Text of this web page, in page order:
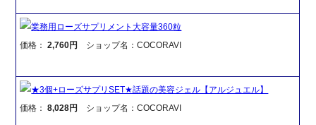
業務用ローズサプリメント大容量360粒
価格：2,760円 ショップ名：COCORAVI
★3個+ローズサプリSET★話題の美容ジェル【アルジュエル】
価格：8,028円 ショップ名：COCORAVI